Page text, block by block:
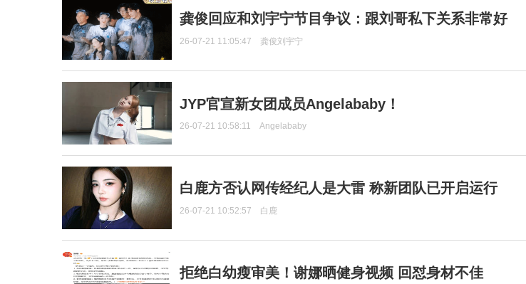
龚俊回应和刘宇宁节目争议：跟刘哥私下关系非常好
26-07-21 11:05:47 龚俊刘宇宁
JYP官宣新女团成员Angelababy！
26-07-21 10:58:11 Angelababy
白鹿方否认网传经纪人是大雷 称新团队已开启运行
26-07-21 10:52:57 白鹿
拒绝白幼瘦审美！谢娜晒健身视频 回怼身材不佳